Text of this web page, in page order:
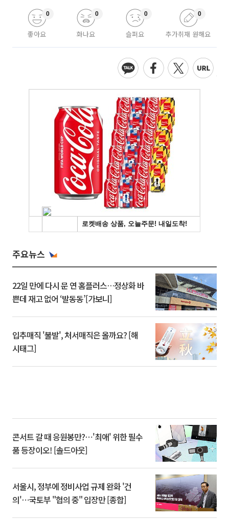
좋아요
0
화나요
0
슬퍼요
0
추가취재 원해요
0
주요뉴스
22일 만에 다시 문 연 홈플러스…정상화 바
쁜데 재고 없어 ‘발동동’[가보니]
입추매직 '불발', 처서매직은 올까요? [해
시태그]
콘서트 갈 때 응원봉만?⋯'최애' 위한 필수
품 등장이오! [솔드아웃]
서울시, 정부에 정비사업 규제 완화 '건
의'⋯국토부 "협의 중" 입장만 [종합]